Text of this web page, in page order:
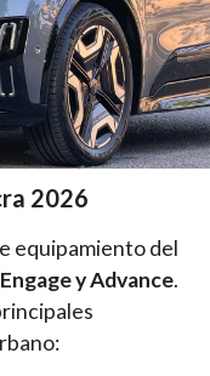
2026
equipamiento del
Engage y Advance.